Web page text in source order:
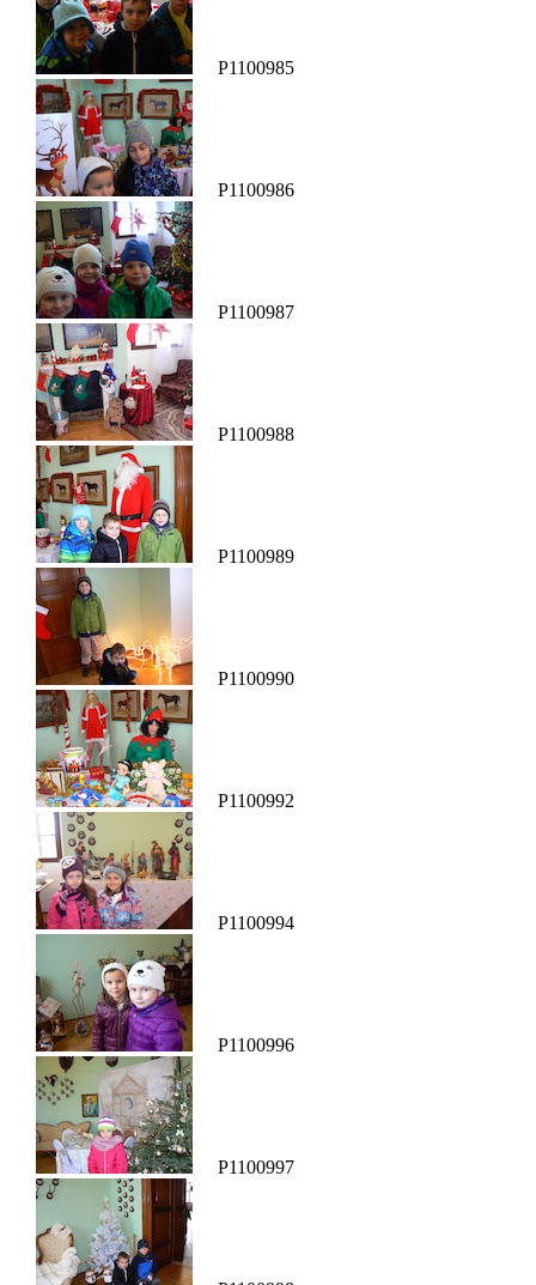
P1100985
P1100986
P1100987
P1100988
P1100989
P1100990
P1100992
P1100994
P1100996
P1100997